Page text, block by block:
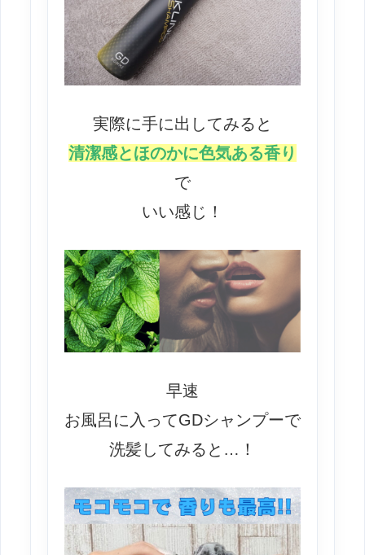
実際に手に出してみると
清潔感とほのかに色気ある香り
で
いい感じ！
早速
お風呂に入ってGDシャンプーで
洗髪してみると…！